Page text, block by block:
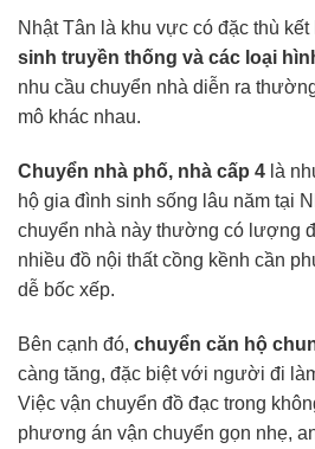
Nhật Tân là khu vực có đặc thù
sinh truyền thống và các loại
nhu cầu chuyển nhà diễn ra
mô khác nhau.
Chuyển nhà phố, nhà cấp 4 là
hộ gia đình sinh sống lâu năm tại
chuyển nhà này thường có lượng
nhiều đồ nội thất cồng kềnh cần
dễ bốc xếp.
Bên cạnh đó, chuyển căn hộ
càng tăng, đặc biệt với người đi
Việc vận chuyển đồ đạc trong
phương án vận chuyển gọn nhẹ,